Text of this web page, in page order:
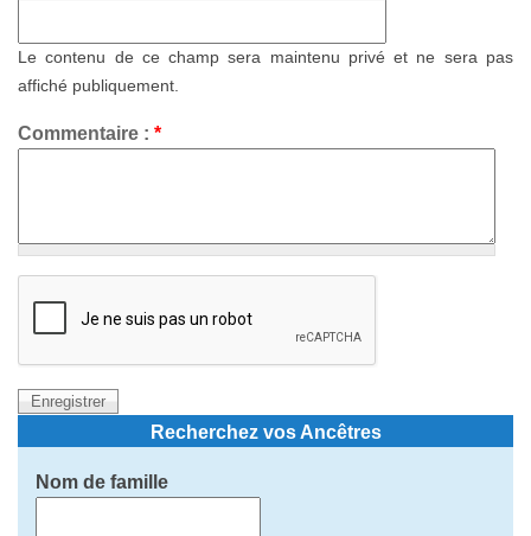
Le contenu de ce champ sera maintenu privé et ne sera pas
affiché publiquement.
Commentaire : *
Recherchez vos Ancêtres
Nom de famille